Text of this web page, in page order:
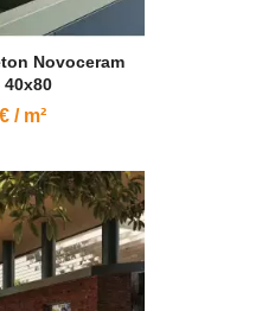
Novoceram
40x80
/ m²